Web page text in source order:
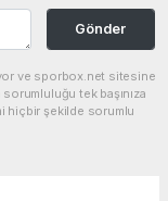
Gönder
ve sporbox.net sitesine
tek başınıza
hiçbir şekilde sorumlu